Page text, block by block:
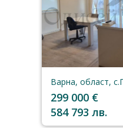
299 000 €
584 793 лв.